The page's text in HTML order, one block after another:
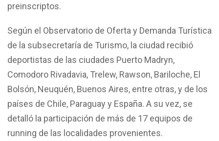
preinscriptos.
Según el Observatorio de Oferta y Demanda Turística
de la subsecretaría de Turismo, la ciudad recibió
deportistas de las ciudades Puerto Madryn,
Comodoro Rivadavia, Trelew, Rawson, Bariloche, El
Bolsón, Neuquén, Buenos Aires, entre otras, y de los
países de Chile, Paraguay y España. A su vez, se
detalló la participación de más de 17 equipos de
running de las localidades provenientes.